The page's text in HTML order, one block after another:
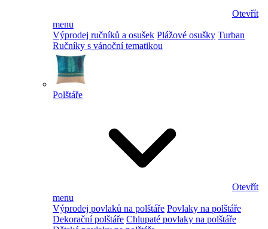
Otevřít
menu
Výprodej ručníků a osušek Plážové osušky Turban
Ručníky s vánoční tematikou
Polštáře
Otevřít
menu
Výprodej povlaků na polštáře Povlaky na polštáře
Dekorační polštáře Chlupaté povlaky na polštáře